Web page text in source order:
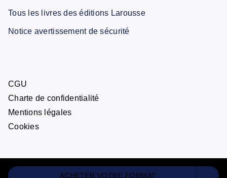
ACHETER VOTRE FORMAT
Tous les livres des éditions Larousse
Notice avertissement de sécurité
CGU
Charte de confidentialité
Mentions légales
Cookies